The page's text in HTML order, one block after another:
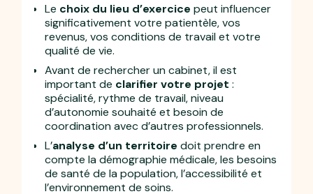
Le choix du lieu d’exercice peut influencer
significativement votre patientèle, vos
revenus, vos conditions de travail et votre
qualité de vie.
Avant de rechercher un cabinet, il est
important de clarifier votre projet :
spécialité, rythme de travail, niveau
d’autonomie souhaité et besoin de
coordination avec d’autres professionnels.
L’analyse d’un territoiredoit prendre en
compte la démographie médicale, les besoins
de santé de la population, l’accessibilité et
l’environnement de soins.